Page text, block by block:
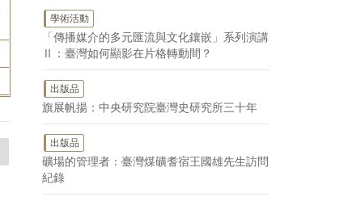
學術活動
「傳播媒介的多元匯流與文化鑲嵌」系列演講
Ⅱ：臺灣如何顯影在片格轉動間？
出版品
旗展帆揚：中央研究院臺灣史研究所三十年
出版品
礦場的管理者：臺灣煤礦耆宿王國雄先生訪問
紀錄